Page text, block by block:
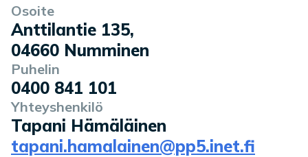
Yrityksen tiedot
Osoite
Anttilantie 135,
04660 Numminen
Puhelin
0400 841 101
Yhteyshenkilö
Tapani Hämäläinen
tapani.hamalainen@pp5.inet.fi
Palvelukuvaus